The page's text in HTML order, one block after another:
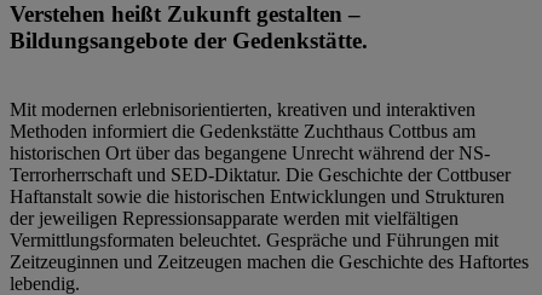
Verstehen heißt Zukunft gestalten –
Bildungsangebote der Gedenkstätte.
Mit modernen erlebnisorientierten, kreativen und interaktiven
Methoden informiert die Gedenkstätte Zuchthaus Cottbus am
historischen Ort über das begangene Unrecht während der NS-
Terrorherrschaft und SED-Diktatur. Die Geschichte der Cottbuser
Haftanstalt sowie die historischen Entwicklungen und Strukturen
der jeweiligen Repressionsapparate werden mit vielfältigen
Vermittlungsformaten beleuchtet. Gespräche und Führungen mit
Zeitzeuginnen und Zeitzeugen machen die Geschichte des Haftortes
lebendig.